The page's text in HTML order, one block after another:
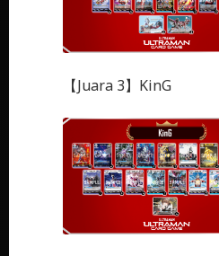
【Juara 3】KinG